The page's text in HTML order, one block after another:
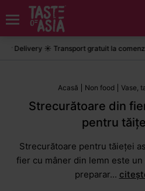
Delivery ☀️ Transport gratuit la
Acasă Non food Vase,
Strecurătoare din
pentru
Strecurătoare pentru tăieței
fier cu mâner din lemn este
preparar...